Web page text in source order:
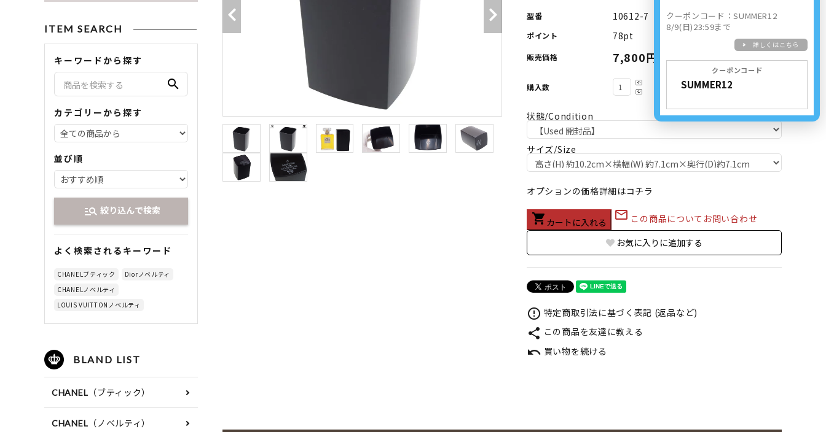
型番 10612-7
ポイント 78pt
販売価格 7,800円(内税)
購入数
状態/Condition
サイズ/Size
オプションの価格詳細はコチラ
shopping_cart カートに入れる
mail_outline この商品についてお問い合わせ
お気に入りに追加する
error_outline 特定商取引法に基づく表記 (返品など)
share この商品を友達に教える
undo 買い物を続ける
ITEM SEARCH
キーワードから探す
search
カテゴリーから探す
並び順
manage_search 絞り込んで検索
よく検索されるキーワード
CHANELブティック
Diorノベルティ
CHANELノベルティ
LOUIS VUITTONノベルティ
BLAND LIST
CHANEL （ブティック）
CHANEL （ノベルティ）
クーポンコード：SUMMER12
8/9(日)23:59まで
詳しくはこちら
クーポンコード